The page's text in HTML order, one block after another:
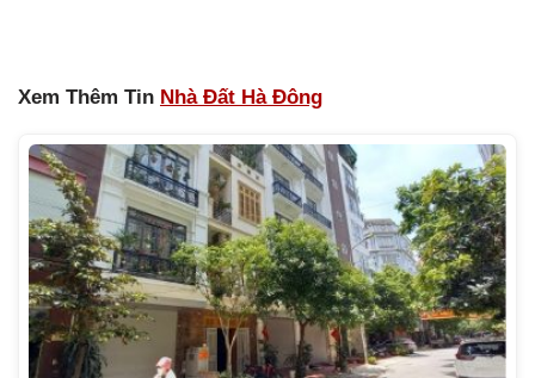
Xem Thêm Tin Nhà Đất Hà Đông